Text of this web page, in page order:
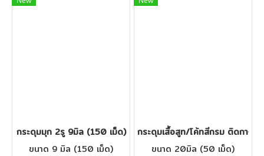
กระดุมมุก 2รู 9มิล (150 เม็ด)
ขนาด 9 มิล (150 เม็ด)
กระดุมเสื้อสูท/โค้ทสีกรม ติดกางเ
ขนาด 20มิล (50 เม็ด)